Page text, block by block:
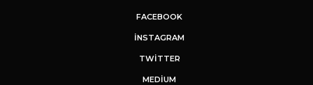
FACEBOOK
INSTAGRAM
TWITTER
MEDIUM